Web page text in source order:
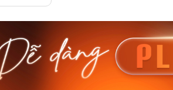
Casio Nam MTS-
RS100L-1AVDF
4.276.000₫
3.634.600₫
Casio
230EL-
Mua